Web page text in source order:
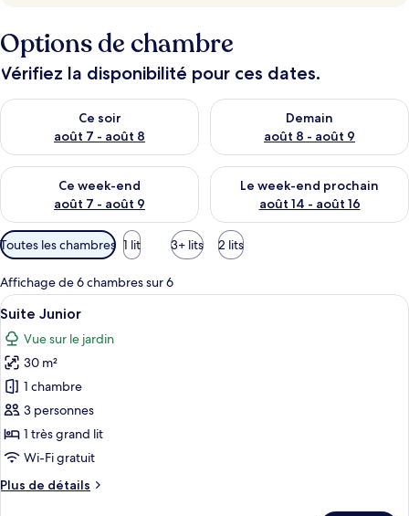
Options de chambre
Vérifiez la disponibilité pour ces dates.
Ce soir
août 7 - août 8
Vérifier la disponibilité pour ce soir août 7 - août 8
Demain
août 8 - août 9
Vérifier la disponibilité pour
Ce week-end
août 7 - août 9
Vérifier la disponibilité pour ce week-end août 7 - août 9
Le week-end prochain
août 14 - août 16
Vérifier la disponibilité pour
Filtres
disponibles
pour
les
chambres
Toutes les chambres 1 lit 3+ lits 2 lits
Affichage de 6 chambres sur 6
Afficher
toutes
les
photos
pour
ce
type
de
chambre :
Suite
Une chambre à coucher avec un
15
Suite Junior
Vue sur le jardin
30 m²
1 chambre
3 personnes
1 très grand lit
Wi-Fi gratuit
Plus de détails
Plus